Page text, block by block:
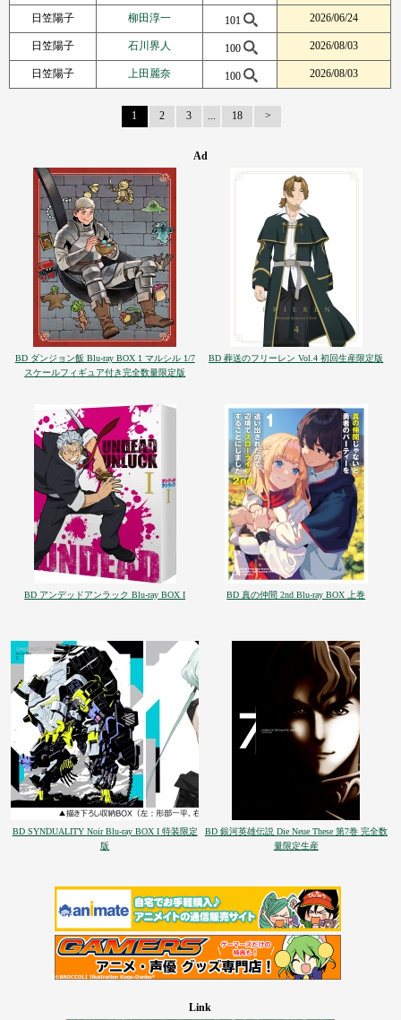
日笠陽子 柳田淳一 101 2026/06/24
日笠陽子 石川界人 100 2026/08/03
日笠陽子 上田麗奈 100 2026/08/03
1 2 3 ... 18
Ad
BD ダンジョン飯 Blu-ray BOX 1 マルシル 1/7
スケールフィギュア付き完全数量限定版
BD 葬送のフリーレン Vol.4 初回生産限定版
BD アンデッドアンラック Blu-ray BOX I BD 真の仲間 2nd Blu-ray BOX 上巻
BD SYNDUALITY Noir Blu-ray BOX I 特装限定
版
BD 銀河英雄伝説 Die Neue These 第7巻 完全数
量限定生産
Link